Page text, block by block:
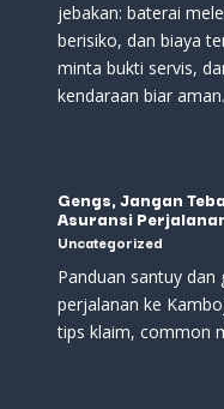
jebakan: baterai
berisiko, dan biaya
minta bukti servis,
kendaraan biar aman.
Gengs, Jangan
Asuransi
Uncategorized
Panduan santuy dan
perjalanan ke
tips klaim, common